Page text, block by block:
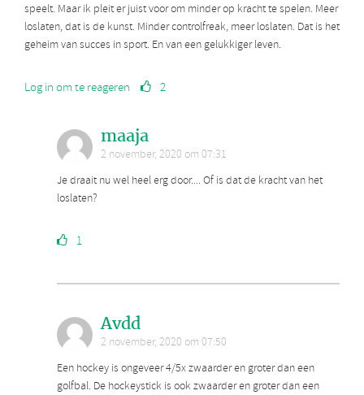
speelt. Maar ik pleit er juist voor om minder op kracht te spelen. Meer
loslaten, dat is de kunst. Minder controlfreak, meer loslaten. Dat is het
geheim van succes in sport. En van een gelukkiger leven.
Log in om te reageren 2
maaja
2 november, 2020 om 07:31
Je draait nu wel heel erg door.... Of is dat de kracht van het
loslaten?
1
Avdd
2 november, 2020 om 07:50
Een hockey is ongeveer 4/5x zwaarder en groter dan een
golfbal. De hockeystick is ook zwaarder en groter dan een